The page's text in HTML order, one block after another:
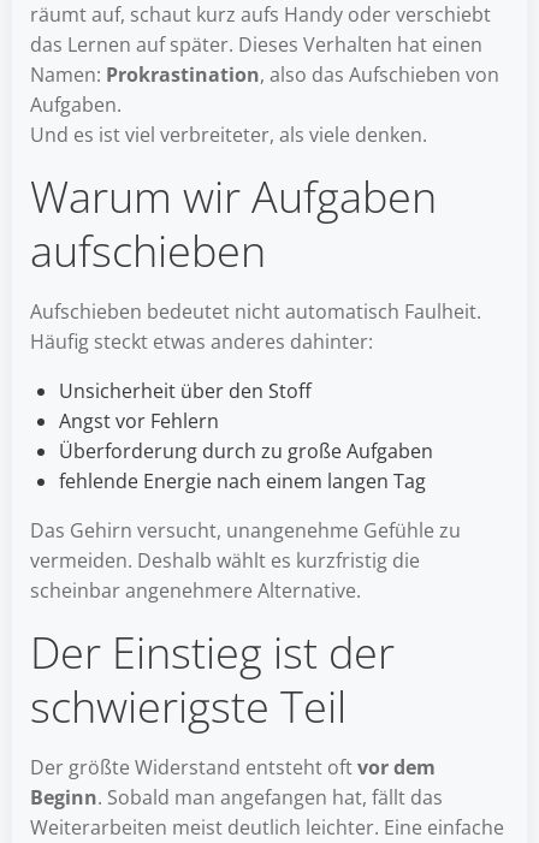
räumt auf, schaut kurz aufs Handy oder verschiebt
das Lernen auf später. Dieses Verhalten hat einen
Namen: Prokrastination, also das Aufschieben von
Aufgaben.
Und es ist viel verbreiteter, als viele denken.
Warum wir Aufgaben
aufschieben
Aufschieben bedeutet nicht automatisch Faulheit.
Häufig steckt etwas anderes dahinter:
Unsicherheit über den Stoff
Angst vor Fehlern
Überforderung durch zu große Aufgaben
fehlende Energie nach einem langen Tag
Das Gehirn versucht, unangenehme Gefühle zu
vermeiden. Deshalb wählt es kurzfristig die
scheinbar angenehmere Alternative.
Der Einstieg ist der
schwierigste Teil
Der größte Widerstand entsteht oftvor dem
Beginn. Sobald man angefangen hat, fällt das
Weiterarbeiten meist deutlich leichter. Eine einfache